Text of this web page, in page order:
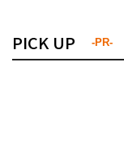
PICK UP -PR-